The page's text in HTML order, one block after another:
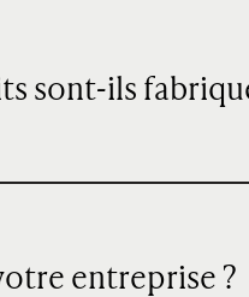
sont-ils
entreprise ?